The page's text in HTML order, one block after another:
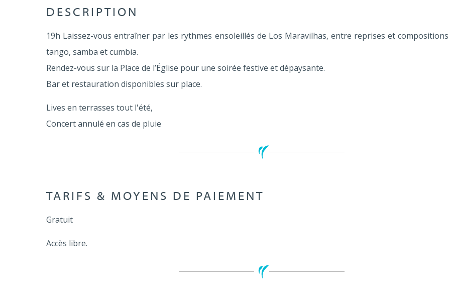
DESCRIPTION
19h Laissez-vous entraîner par les rythmes ensoleillés de Los Maravilhas, entre reprises et
tango, samba et cumbia.
Rendez-vous sur la Place de l’Église pour une soirée festive et dépaysante.
Bar et restauration disponibles sur place.
Lives en terrasses tout l'été,
Concert annulé en cas de pluie
TARIFS & MOYENS DE PAIEMENT
Gratuit
Accès libre.